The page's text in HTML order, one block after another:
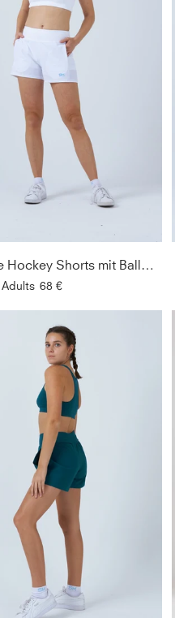
Advantage Hockey Shorts mit Ballhalter, weiß
Adults 68 €